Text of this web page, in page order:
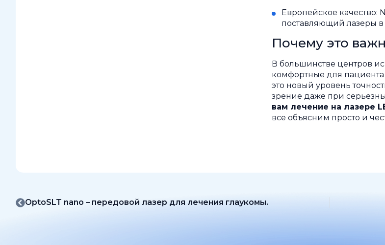
Европейское качество:
поставляющий лазеры
Почему это
В большинстве центров
комфортные для
это новый уровень
зрение даже при
вам лечение на лазере
все объясним просто и
OptoSLT nano – передовой лазер для лечения глаукомы.